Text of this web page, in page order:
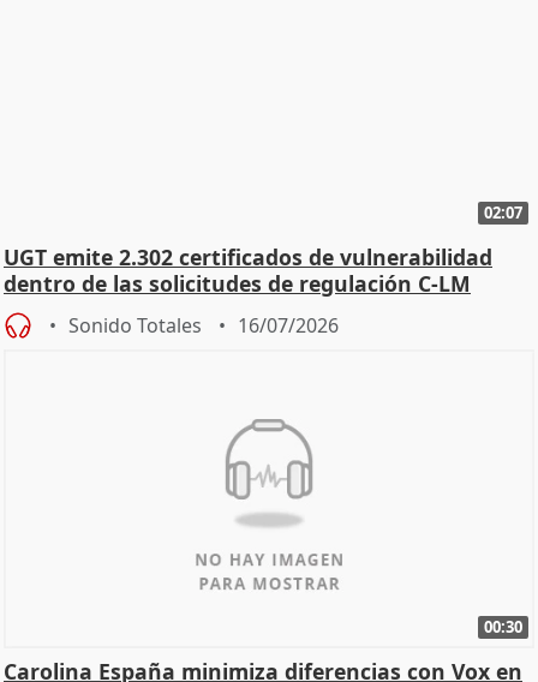
02:07
UGT emite 2.302 certificados de vulnerabilidad
dentro de las solicitudes de regulación C-LM
Sonido Totales 16/07/2026
00:30
Carolina España minimiza diferencias con Vox en